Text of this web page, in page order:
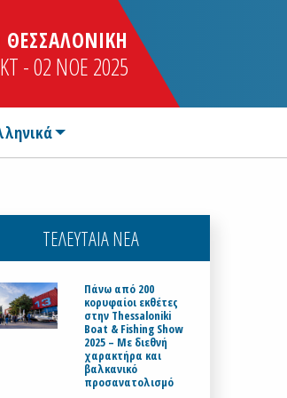
ΘΕΣΣΑΛΟΝΙΚΗ
- 02 NOE 2025
ΤΕΛΕΥΤΑΙΑ ΝΕΑ
Πάνω από 200
κορυφαίοι εκθέτες
στην Thessaloniki
Boat & Fishing Show
2025 – Με διεθνή
χαρακτήρα και
βαλκανικό
προσανατολισμό